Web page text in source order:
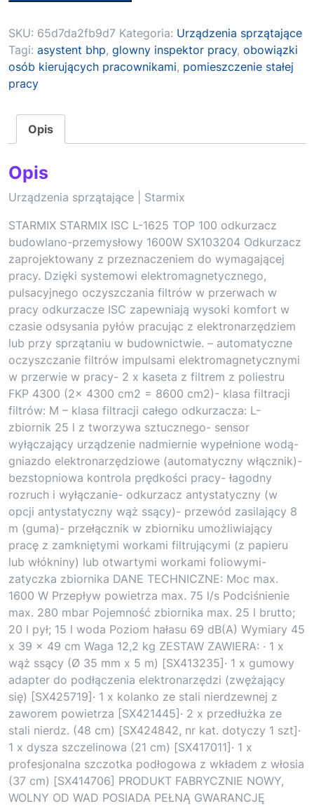
SKU: 65d7da2fb9d7 Kategoria: Urządzenia sprzątające
Tagi: asystent bhp, glowny inspektor pracy, obowiązki
osób kierujących pracownikami, pomieszczenie stałej
pracy
Opis
Opis
Urządzenia sprzątające | Starmix
STARMIX STARMIX ISC L-1625 TOP 100 odkurzacz
budowlano-przemysłowy 1600W SX103204 Odkurzacz
zaprojektowany z przeznaczeniem do wymagającej
pracy. Dzięki systemowi elektromagnetycznego,
pulsacyjnego oczyszczania filtrów w przerwach w
pracy odkurzacze ISC zapewniają wysoki komfort w
czasie odsysania pyłów pracując z elektronarzędziem
lub przy sprzątaniu w budownictwie. – automatyczne
oczyszczanie filtrów impulsami elektromagnetycznymi
w przerwie w pracy- 2 x kaseta z filtrem z poliestru
FKP 4300 (2x 4300 cm2 = 8600 cm2)- klasa filtracji
filtrów: M – klasa filtracji całego odkurzacza: L-
zbiornik 25 l z tworzywa sztucznego- sensor
wyłączający urządzenie nadmiernie wypełnione wodą-
gniazdo elektronarzędziowe (automatyczny włącznik)-
bezstopniowa kontrola prędkości pracy- łagodny
rozruch i wyłączanie- odkurzacz antystatyczny (w
opcji antystatyczny wąż ssący)- przewód zasilający 8
m (guma)- przełącznik w zbiorniku umożliwiający
pracę z zamkniętymi workami filtrującymi (z papieru
lub włókniny) lub otwartymi workami foliowymi-
zatyczka zbiornika DANE TECHNICZNE: Moc max.
1600 W Przepływ powietrza max. 75 l/s Podciśnienie
max. 280 mbar Pojemność zbiornika max. 25 l brutto;
20 l pył; 15 l woda Poziom hałasu 69 dB(A) Wymiary 45
x 39 x 49 cm Waga 12,2 kg ZESTAW ZAWIERA: · 1 x
wąż ssący (Ø 35 mm x 5 m) [SX413235]· 1 x gumowy
adapter do podłączenia elektronarzędzi (zwężający
się) [SX425719]· 1 x kolanko ze stali nierdzewnej z
zaworem powietrza [SX421445]· 2 x przedłużka ze
stali nierdz. (48 cm) [SX424842, nr kat. dotyczy 1 szt]·
1 x dysza szczelinowa (21 cm) [SX417011]· 1 x
profesjonalna szczotka podłogowa z wkładem z włosia
(37 cm) [SX414706] PRODUKT FABRYCZNIE NOWY,
WOLNY OD WAD POSIADA PEŁNĄ GWARANCJĘ